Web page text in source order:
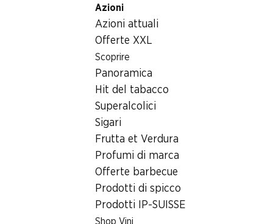
Azioni
Azioni attuali
Offerte XXL
Scoprire
Panoramica
Hit del tabacco
Superalcolici
Sigari
Frutta et Verdura
Profumi di marca
Offerte barbecue
Prodotti di spicco
Prodotti IP-SUISSE
Shop Vini
Generi alimentari
Alpro Alternativa di yogurt di soia Nautre senza zucchero